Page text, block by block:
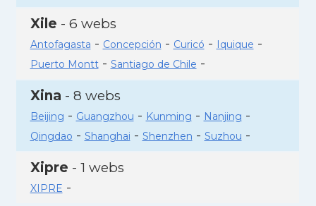
Xile - 6 webs
Antofagasta - Concepción - Curicó - Iquique -
Puerto Montt- Santiago de Chile -
Xina - 8 webs
Beijing - Guangzhou - Kunming - Nanjing -
Qingdao - Shanghai - Shenzhen - Suzhou -
Xipre - 1 webs
XIPRE -